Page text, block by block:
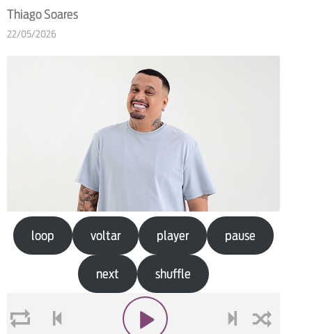
Thiago Soares
22/05/2026
loop voltar player pause
next shuffle